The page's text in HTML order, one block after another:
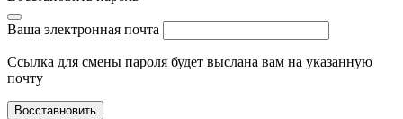
Ваша электронная почта
Ссылка для смены пароля будет выслана вам на указанную
почту
Восставновить